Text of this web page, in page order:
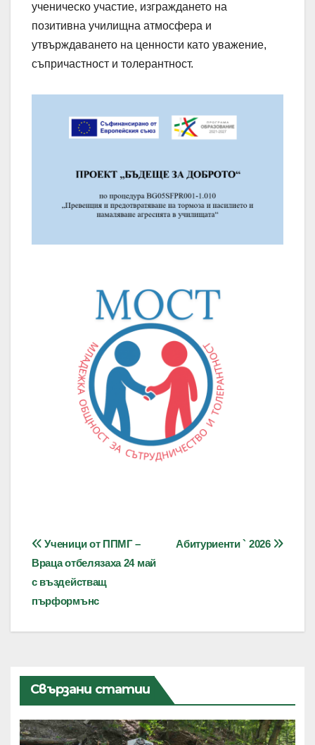
ученическо участие, изграждането на
позитивна училищна атмосфера и
утвърждаването на ценности като уважение,
съпричастност и толерантност.
Навигация Абитуриенти ` 2026
Ученици от ППМГ –
Враца отбелязаха 24 май
с въздействащ
пърформънс
Свързани статии